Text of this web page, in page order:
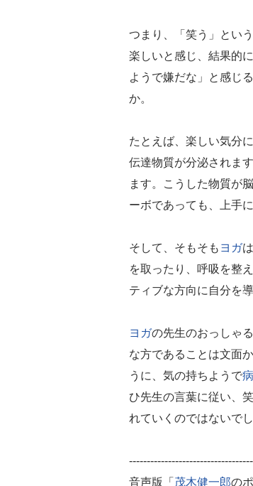
つまり、「笑う」とい
楽しいと感じ、結果的に
ようで嫌だな」と感じ
か。
たとえば、楽しい気分に
伝達物質が分泌されます
ます。こうした物質が
ーボであっても、上手
そして、そもそも ヨガ
を取ったり、呼吸を整
ティブな方向に自分を
ヨガの先生のおっしゃ
な方であることは文面
うに、気の持ちようで
ひ先生の言葉に従い、
れていくのではないでし
音声版「 茂木健一郎の